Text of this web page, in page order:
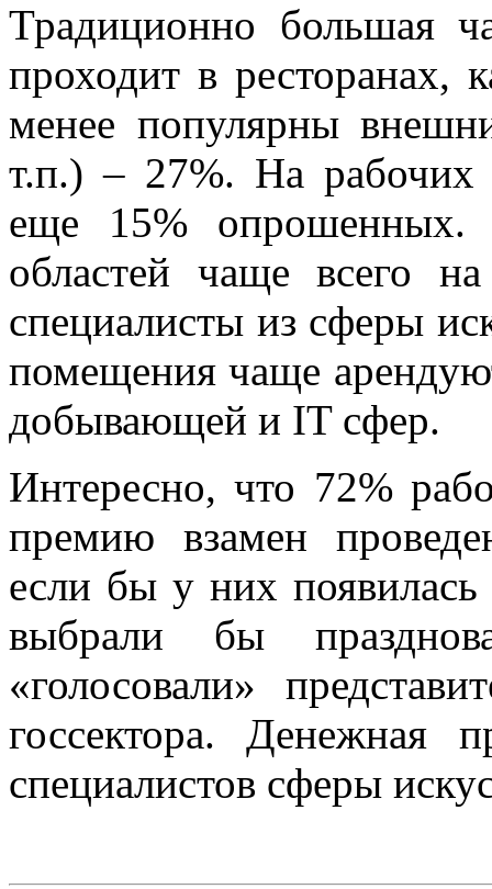
Традиционно большая
проходит в ресторанах,
менее популярны
т.п.) – 27%. На рабочих
еще 15% опрошенных.
областей чаще всего
специалисты из сферы
помещения чаще
добывающей и IT сфер.
Интересно, что 72%
премию взамен
если бы у них
выбрали бы
«голосовали»
госсектора. Денежная
специалистов сферы